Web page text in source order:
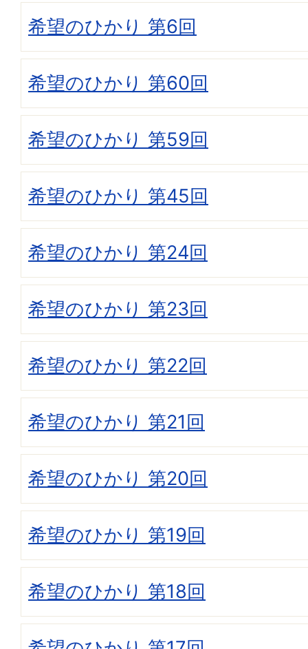
希望のひかり 第6回
希望のひかり 第60回
希望のひかり 第59回
希望のひかり 第45回
希望のひかり 第24回
希望のひかり 第23回
希望のひかり 第22回
希望のひかり 第21回
希望のひかり 第20回
希望のひかり 第19回
希望のひかり 第18回